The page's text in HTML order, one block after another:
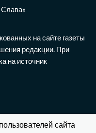
на сайте газеты
редакции. При
на источник
сайта